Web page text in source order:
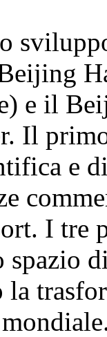
e il
Il
e
I tre
spazio
la